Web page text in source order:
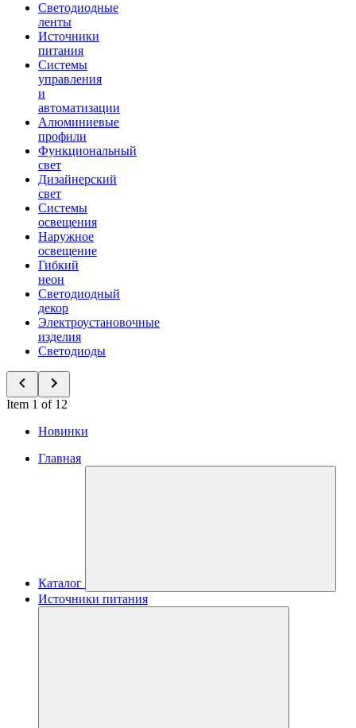
Светодиодные
ленты
Источники
питания
Системы
управления
и
автоматизации
Алюминиевые
профили
Функциональный
свет
Дизайнерский
свет
Системы
освещения
Наружное
освещение
Гибкий
неон
Светодиодный
декор
Электроустановочные
изделия
Светодиоды
Item 1 of 12
Новинки
Главная
Каталог
Источники питания